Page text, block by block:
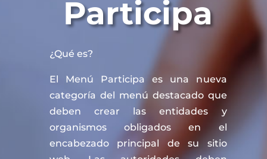
Participa
¿Qué es?
El Menú Participa es una nueva
categoría del menú destacado que
deben crear las entidades y
organismos obligados en el
encabezado principal de su sitio